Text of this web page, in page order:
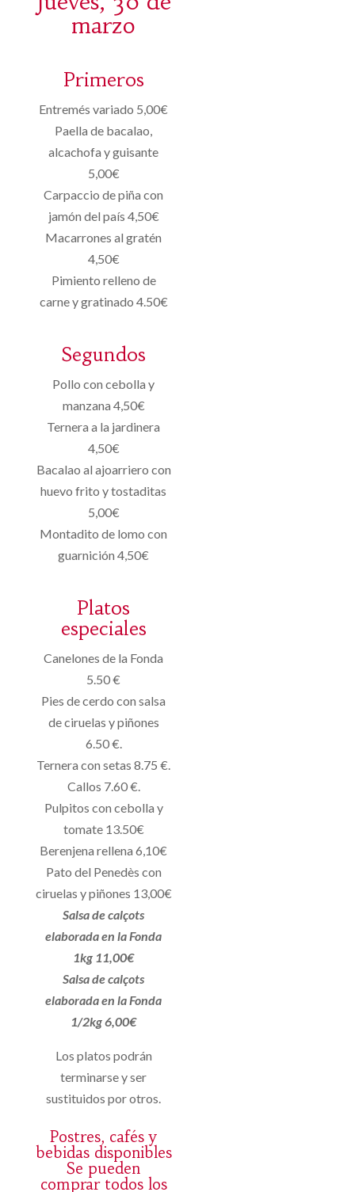
marzo
Primeros
Entremés variado 5,00€
Paella de bacalao,
alcachofa y guisante
5,00€
Carpaccio de piña con
jamón del país 4,50€
Macarrones al gratén
4,50€
Pimiento relleno de
carne y gratinado 4.50€
Segundos
Pollo con cebolla y
manzana 4,50€
Ternera a la jardinera
4,50€
Bacalao al ajoarriero con
huevo frito y tostaditas
5,00€
Montadito de lomo con
guarnición 4,50€
Platos
especiales
Canelones de la Fonda
5.50 €
Pies de cerdo con salsa
de ciruelas y piñones
6.50 €.
Ternera con setas 8.75 €.
Callos 7.60 €.
Pulpitos con cebolla y
tomate 13.50€
Berenjena rellena 6,10€
Pato del Penedès con
ciruelas y piñones 13,00€
Salsa de calçots
elaborada en la Fonda
1kg 11,00€
Salsa de calçots
elaborada en la Fonda
1/2kg 6,00€
Los platos podrán
terminarse y ser
sustituidos por otros.
Postres, cafés y
bebidas disponibles
Se pueden
comprar todos los